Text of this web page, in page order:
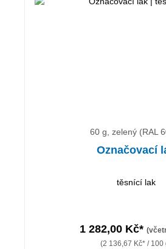
60 g, zelený (RAL
Označovací
těsnící lak
1 282,00 Kč*
(2 136,67 Kč* / 100